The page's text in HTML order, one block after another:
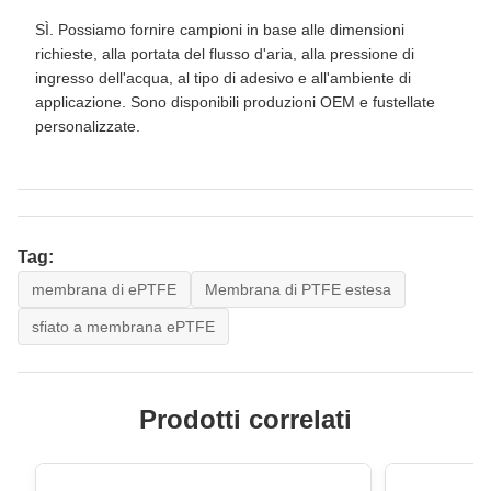
SÌ. Possiamo fornire campioni in base alle dimensioni
richieste, alla portata del flusso d'aria, alla pressione di
ingresso dell'acqua, al tipo di adesivo e all'ambiente di
applicazione. Sono disponibili produzioni OEM e fustellate
personalizzate.
Tag:
membrana di ePTFE Membrana di PTFE estesa
sfiato a membrana ePTFE
Prodotti correlati